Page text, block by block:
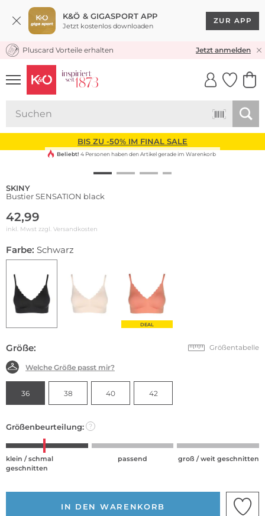
K&Ö & GIGASPORT APP
Jetzt kostenlos downloaden
ZUR APP
KOSTENLOSER VERSAND* & RÜCKVERSAND
Pluscard Vorteile erhalten Jetzt anmelden
UNSERE APP
CLICK &
BIS ZU -50% IM FINAL SALE
Beliebt! 4 Personen haben den Artikel gerade im Warenkorb
SKINY
Bustier SENSATION black
42,99
inkl. Mwst zzgl. Versandkosten
Farbe: Schwarz
DEAL
Größe: Größentabelle
Welche Größe passt mir?
36 38 40 42
Größenbeurteilung: ?
klein / schmal
geschnitten
passend groß / weit geschnitten
IN DEN WARENKORB